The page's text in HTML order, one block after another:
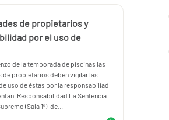
de propietarios y
por el uso de
de la temporada de piscinas las
de propietarios deben vigilar las
uso de éstas por la responsabiliad
Responsabilidad La Sentencia
(Sala 1ª), de...